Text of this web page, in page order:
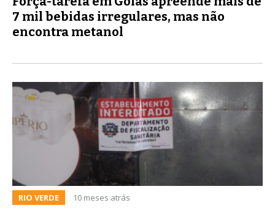
7 mil bebidas irregulares, mas não
encontra metanol
RIO VERDE 10 meses atrás